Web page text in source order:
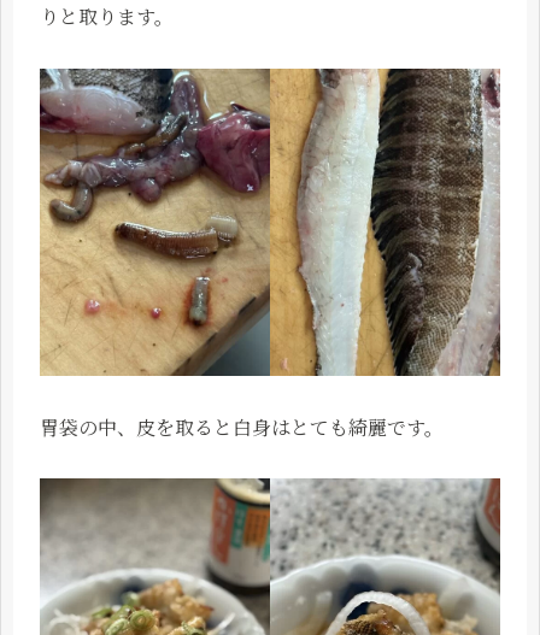
りと取ります。
胃袋の中、皮を取ると白身はとても綺麗です。